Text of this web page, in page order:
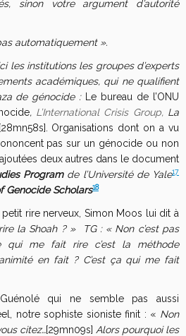
sinon votre argument d’autorité
automatiquement ».
les institutions les groupes d’experts
académiques, qui ne qualifient
de génocide :
Le bureau de l’ONU
, L’International Crisis Group, La
Organisations dont on a vu
pas sur un génocide ou non
deux autres dans le document
Program de l’Université de Yale17
Genocide Scholars18
rire nerveux, Simon Moos lui dit à
la Shoah ? » TG : « Non c’est pas
me fait rire c’est la méthode
en fait ? C’est ça qui me fait
qui ne semble pas aussi
notre sophiste sioniste finit : « Non
citez…[29mn09s] Alors pourquoi les